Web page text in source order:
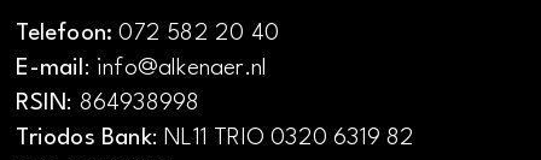
Telefoon:072 582 20 40
E-mail: info@alkenaer.nl
RSIN: 864938998
Triodos Bank: NL11 TRIO 0320 6319 82